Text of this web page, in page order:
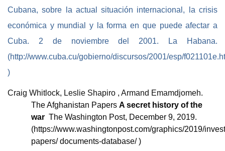
Cubana, sobre la actual situación internacional, la crisis
económica y mundial y la forma en que puede afectar a
Cuba. 2 de noviembre del 2001.
La Habana.
(http://www.cuba.cu/gobierno/discursos/2001/esp/
)
Craig Whitlock, Leslie Shapiro, Armand Emamdjomeh.
The Afghanistan Papers A secret history of the
war The Washington Post, December 9, 2019.
(https://www.washingtonpost.com/graphics/2019/
papers/ documents-database/ )